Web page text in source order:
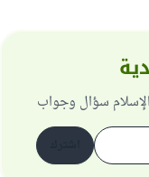
سؤال وجواب